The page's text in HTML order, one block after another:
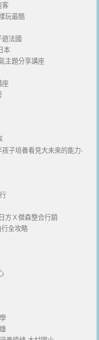
客
玩最酷
法國
本
主題分享講座
座
子培養看見大未來的能力-
方Ｘ傑森整合行銷
全攻略